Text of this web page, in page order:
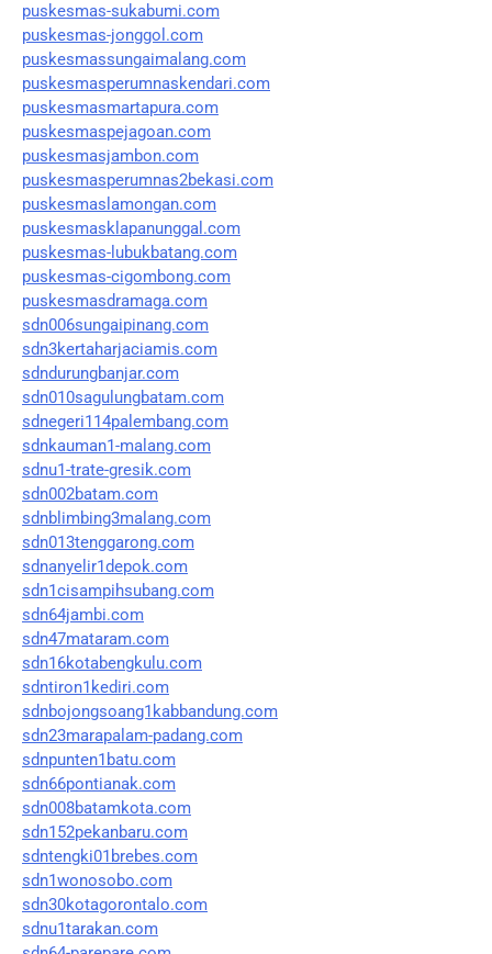
puskesmas-sukabumi.com
puskesmas-jonggol.com
puskesmassungaimalang.com
puskesmasperumnaskendari.com
puskesmasmartapura.com
puskesmaspejagoan.com
puskesmasjambon.com
puskesmasperumnas2bekasi.com
puskesmaslamongan.com
puskesmasklapanunggal.com
puskesmas-lubukbatang.com
puskesmas-cigombong.com
puskesmasdramaga.com
sdn006sungaipinang.com
sdn3kertaharjaciamis.com
sdndurungbanjar.com
sdn010sagulungbatam.com
sdnegeri114palembang.com
sdnkauman1-malang.com
sdnu1-trate-gresik.com
sdn002batam.com
sdnblimbing3malang.com
sdn013tenggarong.com
sdnanyelir1depok.com
sdn1cisampihsubang.com
sdn64jambi.com
sdn47mataram.com
sdn16kotabengkulu.com
sdntiron1kediri.com
sdnbojongsoang1kabbandung.com
sdn23marapalam-padang.com
sdnpunten1batu.com
sdn66pontianak.com
sdn008batamkota.com
sdn152pekanbaru.com
sdntengki01brebes.com
sdn1wonosobo.com
sdn30kotagorontalo.com
sdnu1tarakan.com